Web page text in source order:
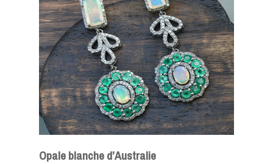
Opale blanche d’Australie